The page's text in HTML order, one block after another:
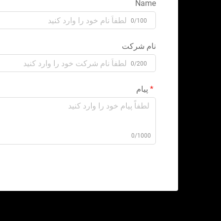
Name
0/100
نام شرکت
0/200
پیام
0/1000